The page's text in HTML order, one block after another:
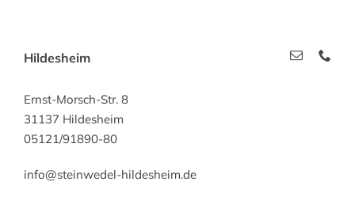
Hildesheim
Ernst-Morsch-Str. 8
31137 Hildesheim
05121/91890-80
info@steinwedel-hildesheim.de